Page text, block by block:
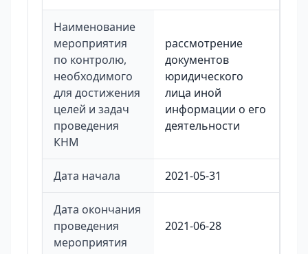
Наименование
мероприятия
по контролю,
необходимого
для достижения
целей и задач
проведения
КНМ
рассмотрение
документов
юридического
лица иной
информации о его
деятельности
Дата начала 2021-05-31
Дата окончания
проведения
мероприятия
2021-06-28